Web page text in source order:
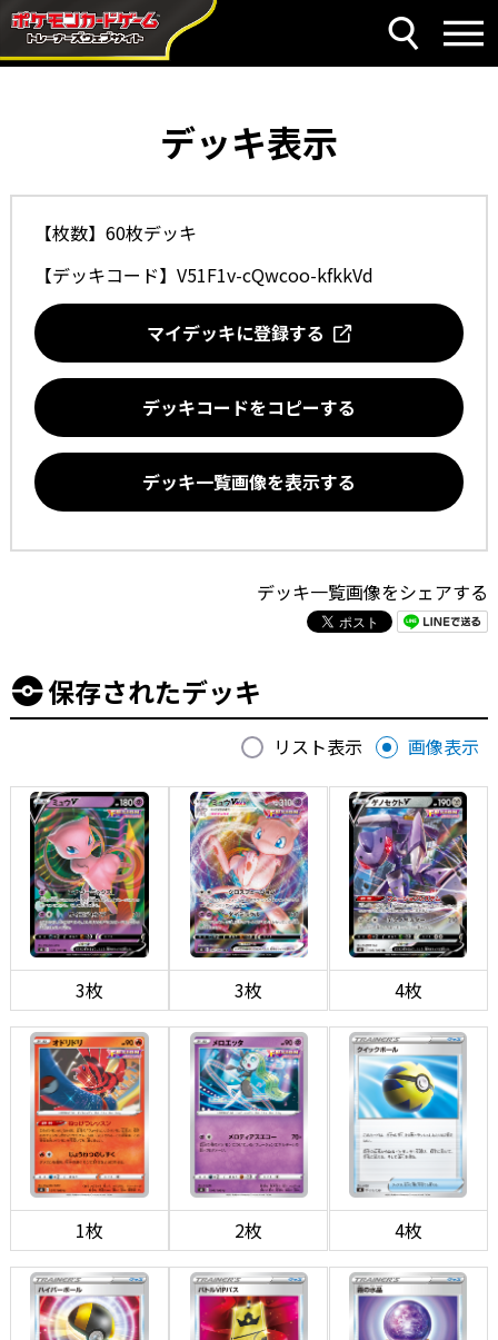
デッキ表示
【枚数】60枚デッキ
【デッキコード】 V51F1v-cQwcoo-kfkkVd
マイデッキに登録する
デッキコードをコピーする
デッキ一覧画像を表示する
デッキ一覧画像をシェアする
保存されたデッキ
リスト表示 画像表示
3枚 3枚 4枚
1枚 2枚 4枚